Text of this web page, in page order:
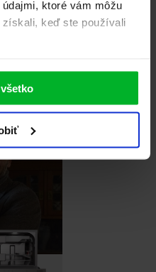
ktoré vám môžu
keď ste používali